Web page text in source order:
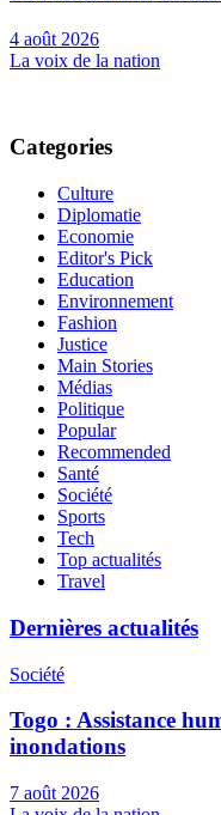
4 août 2026
La voix de la nation
Categories
Culture
Diplomatie
Economie
Editor's Pick
Education
Environnement
Fashion
Justice
Main Stories
Médias
Politique
Popular
Recommended
Santé
Société
Sports
Tech
Top actualités
Travel
Dernières actualités
Société
Togo : Assistance
inondations
7 août 2026